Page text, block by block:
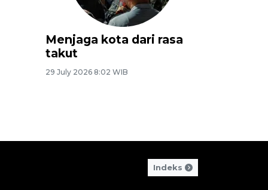
Aming menggali
pengalaman pribadi
untuk bintangi film
"Rumah Singgah"
Indeks